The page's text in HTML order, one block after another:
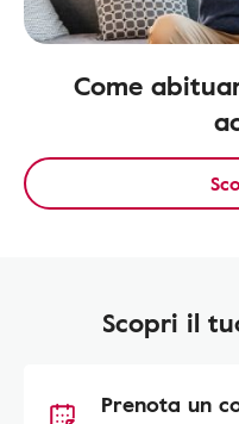
Come
Scopri il
Prenota un